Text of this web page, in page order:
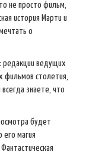
не просто фильм,
история Марти и
о
редакции ведущих
фильмов столетия,
знаете, что
будет
магия